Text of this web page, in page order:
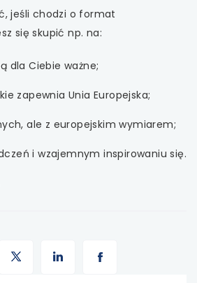
jeśli chodzi o format
się skupić np. na:
dla Ciebie ważne;
zapewnia Unia Europejska;
ale z europejskim wymiarem;
i wzajemnym inspirowaniu się.
uwaga, uwaga,
uwaga,